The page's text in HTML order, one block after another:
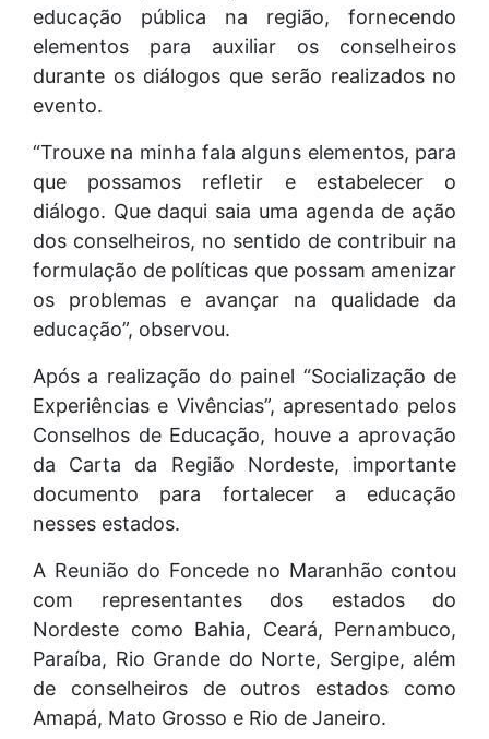
educação pública na região, fornecendo
elementos para auxiliar os conselheiros
durante os diálogos que serão realizados no
evento.
“Trouxe na minha fala alguns elementos, para
que possamos refletir e estabelecer o
diálogo. Que daqui saia uma agenda de ação
dos conselheiros, no sentido de contribuir na
formulação de políticas que possam amenizar
os problemas e avançar na qualidade da
educação”, observou.
Após a realização do painel “Socialização de
Experiências e Vivências”, apresentado pelos
Conselhos de Educação, houve a aprovação
da Carta da Região Nordeste, importante
documento para fortalecer a educação
nesses estados.
A Reunião do Foncede no Maranhão contou
com representantes dos estados do
Nordeste como Bahia, Ceará, Pernambuco,
Paraíba, Rio Grande do Norte, Sergipe, além
de conselheiros de outros estados como
Amapá, Mato Grosso e Rio de Janeiro.